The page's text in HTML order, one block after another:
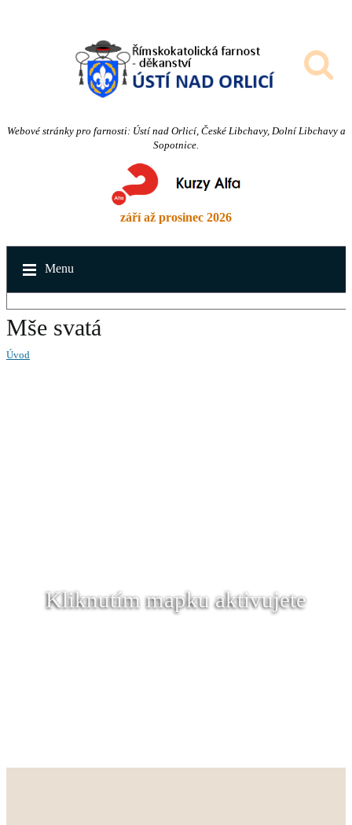
Webové stránky pro farnosti: Ústí nad Orlicí, České Libchavy, Dolní Libchavy a
Sopotnice.
září až prosinec 2026
Menu
Mše svatá
Úvod
Kliknutím mapku aktivujete